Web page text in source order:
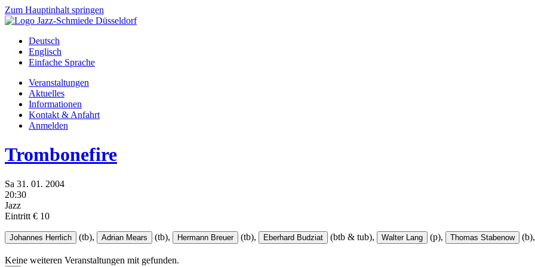
Zum Hauptinhalt springen
Deutsch
Englisch
Einfache Sprache
Veranstaltungen
Aktuelles
Informationen
Kontakt & Anfahrt
Anmelden
Trombonefire
Sa 31. 01. 2004
20:30
Jazz
Eintritt € 10
Johannes Herrlich (tb), Adrian Mears (tb), Hermann Breuer (tb), Eberhard Budziat (btb & tub), Walter Lang (p), Thomas Stabenow (b),
Keine weiteren Veranstaltungen mit gefunden.